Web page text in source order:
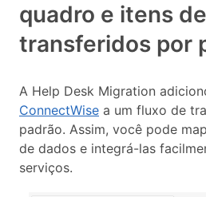
quadro e itens
transferidos por
A Help Desk Migration
ConnectWise a um fluxo de
padrão. Assim, você pode
de dados e integrá-las
serviços.